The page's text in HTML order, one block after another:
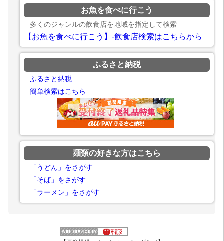
お魚を食べに行こう
多くのジャンルの飲食店を地域を指定して検索
【お魚を食べに行こう】-飲食店検索はこちらから
ふるさと納税
ふるさと納税
簡単検索はこちら
麺類の好きな方はこちら
「うどん」をさがす
「そば」をさがす
「ラーメン」をさがす